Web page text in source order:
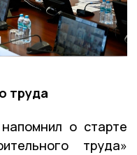
труда
о старте
труда»